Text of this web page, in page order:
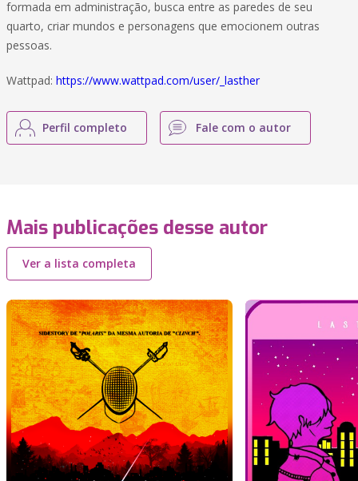
formada em administração, busca entre as paredes de seu
quarto, criar mundos e personagens que emocionem outras
pessoas.
Wattpad: https://www.wattpad.com/user/_lasther
Perfil completo Fale com o autor
Mais publicações desse autor
Ver a lista completa